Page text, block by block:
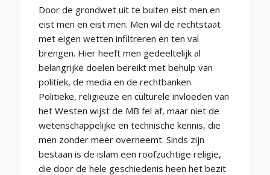
Door de grondwet uit te buiten eist men en
eist men en eist men. Men wil de rechtstaat
met eigen wetten infiltreren en ten val
brengen. Hier heeft men gedeeltelijk al
belangrijke doelen bereikt met behulp van
politiek, de media en de rechtbanken.
Politieke, religieuze en culturele invloeden van
het Westen wijst de MB fel af, maar niet de
wetenschappelijke en technische kennis, die
men zonder meer overneemt. Sinds zijn
bestaan is de islam een roofzuchtige religie,
die door de hele geschiedenis heen het bezit